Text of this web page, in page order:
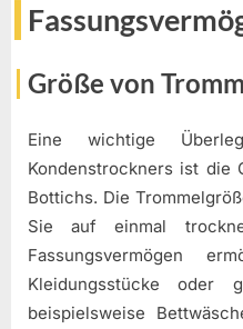
Größe von
Eine wichtige
Kondenstrockners ist die
Bottichs. Die
Sie auf einmal
Fassungsvermögen
Kleidungsstücke oder
beispielsweise